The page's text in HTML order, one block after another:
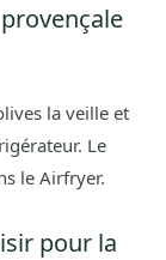
la veille et
Le
le Airfryer.
pour la